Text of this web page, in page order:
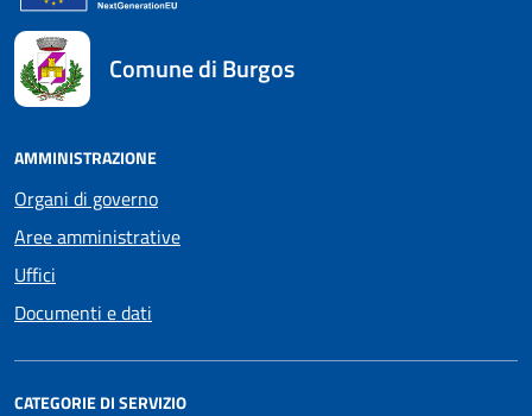
Comune di Burgos
AMMINISTRAZIONE
Organi di governo
Aree amministrative
Uffici
Documenti e dati
CATEGORIE DI SERVIZIO